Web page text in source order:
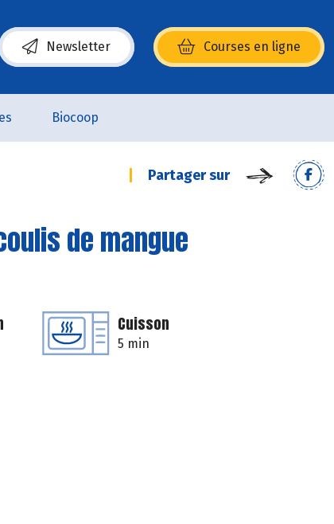
Newsletter Courses en ligne
dans une nouvelle fenêtre)
Biocoop
Partager sur
de mangue
Cuisson
5 min